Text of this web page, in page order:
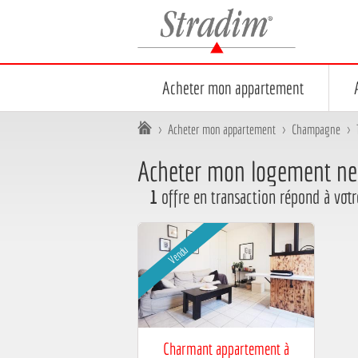
Stradim
Acheter mon appartement
> Acheter mon appartement > Champagne >
Acheter mon logement
1 offre en transaction répond à
Affichage sous forme de mosaïque
Affichage sous forme de liste
Vendu
Charmant appartement à